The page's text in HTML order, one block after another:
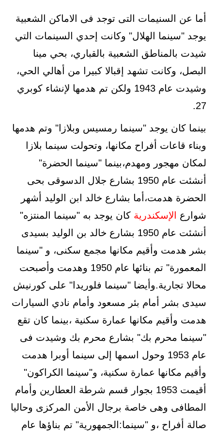
أما عن السنيمات التى توجد فى الاماكن الشعبية
يوجد "سينما الهلال" وكانت إحدي السينمات التي
شيدت بالمناطق الشعبية بالقباري، بحي مينا
البصل، وكانت تشهد إقبالا كبيرا من أهالي الحي،
وشيدت عام 1943 ولكن تم هدمها لإنشاء كوبري
27.
بينما كان يوجد "سينما رمسيس وبلازا" وتم هدمها
وبناء قاعات أفراح مكانها، وتحولت سينما بلازا
لمكان مهجور ومهدم،بينما "سينما الحضرة"
أنشئت عام 1950 بشارع جلال الدسوقى بحى
الحضرة هدمت،أما بشارع خالد ابن الوليد أشهر
شوارع
الإسكندرية كان يوجد به "سينما المنتزه"
أنشئت عام 1950 بشارع خالد بن الوليد بسيدى
بشر هدمت وأقيم مكانها مجمع سكنى، و "سينما
المعمورة" تم بنائها عام 1950 وهدمت وأصبحت
محالا تجارية.وأيضا "سينما فلوريدا" على كورنيش
سيدى بشر أمام بئر مسعود وأمام نادي السيارات
هدمت وأقيم مكانها عمارة سكنية ،بينما كان تقع
"سينما محرم بك" بشارع محرم بك وشيدت فى
عام 1953 وحول اسمها إلى سينما أوبرا هدمت
وأقيم مكانها عمارة سكنية، و"سينما الكراكون"
أقيمت 1953 بجوار قسم شرطة العطارين وأمام
المطافى وهى خاصة برجال الأمن المركزى وحاليا
صالة أفراح ،و "سينما:الجمهورية" تم بناؤها عام